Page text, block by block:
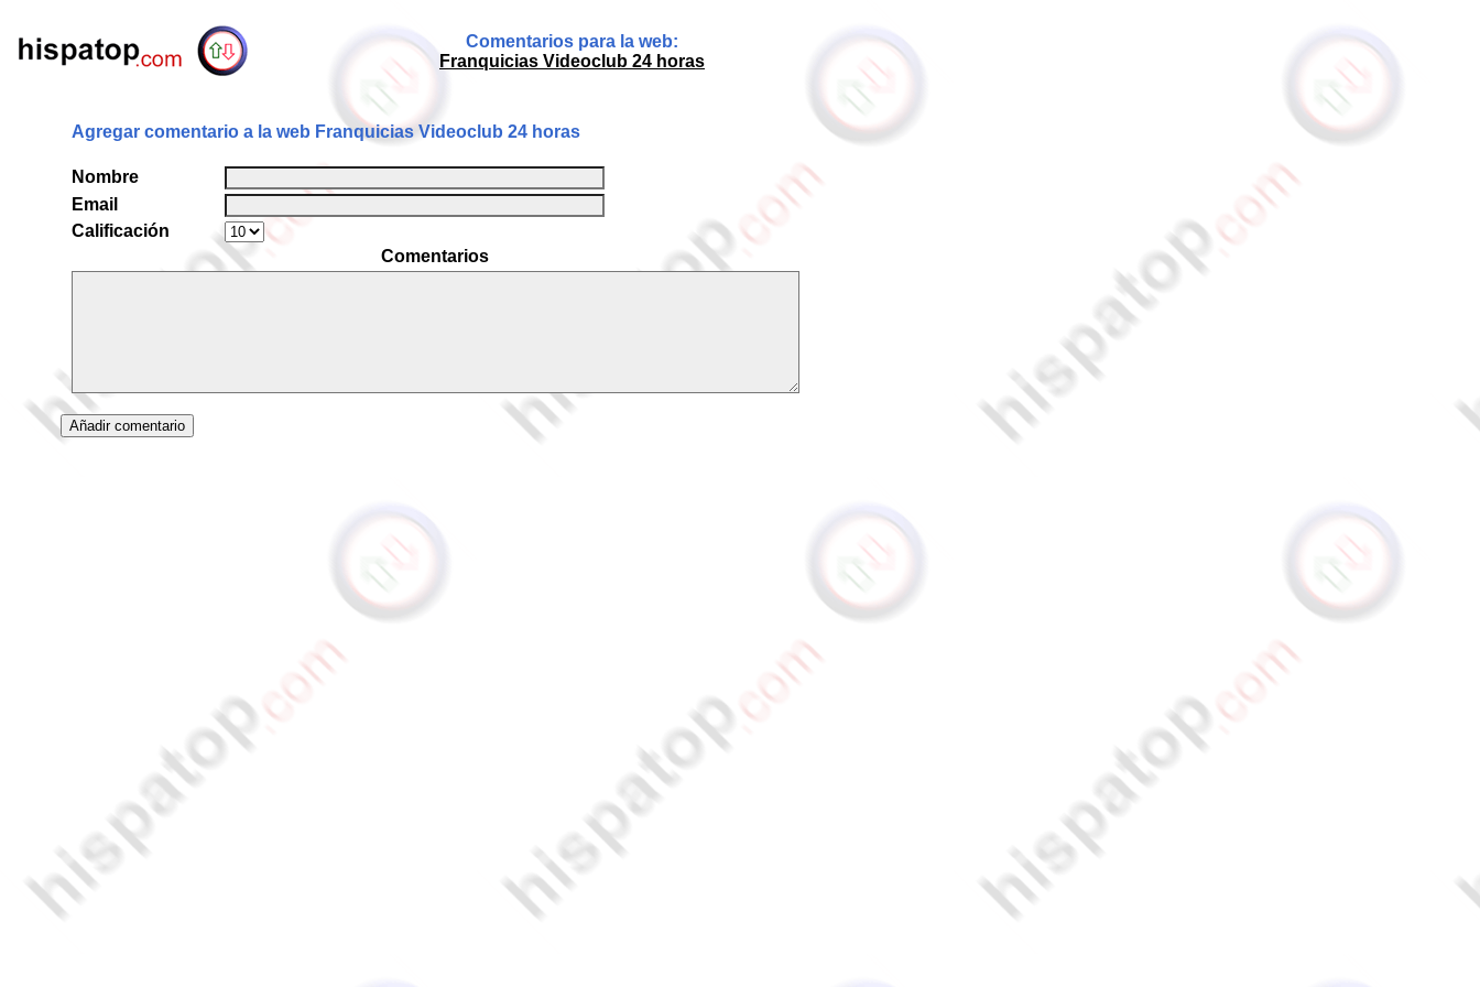
Comentarios para la web:
Franquicias Videoclub 24 horas
Agregar comentario a la web Franquicias Videoclub 24 horas
Nombre
Email
Calificación
Comentarios